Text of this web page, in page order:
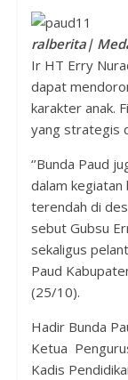
ralberita|
Ir HT Erry
dapat
karakter anak.
yang strategis
‘’Bunda Paud
dalam kegiatan
terendah di
sebut Gubsu
sekaligus
Paud
(25/10).
Hadir Bunda
Ketua
Kadis